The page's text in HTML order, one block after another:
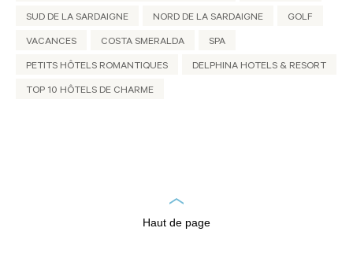
SUD DE LA SARDAIGNE NORD DE LA SARDAIGNE GOLF
VACANCES COSTA SMERALDA SPA
PETITS HÔTELS ROMANTIQUES DELPHINA HOTELS & RESORT
TOP 10 HÔTELS DE CHARME
Haut de page